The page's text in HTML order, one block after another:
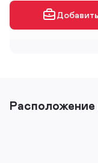
Добавить
Расположение